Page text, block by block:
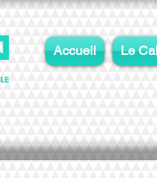
Accueil Le